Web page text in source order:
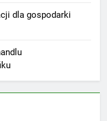
dla gospodarki